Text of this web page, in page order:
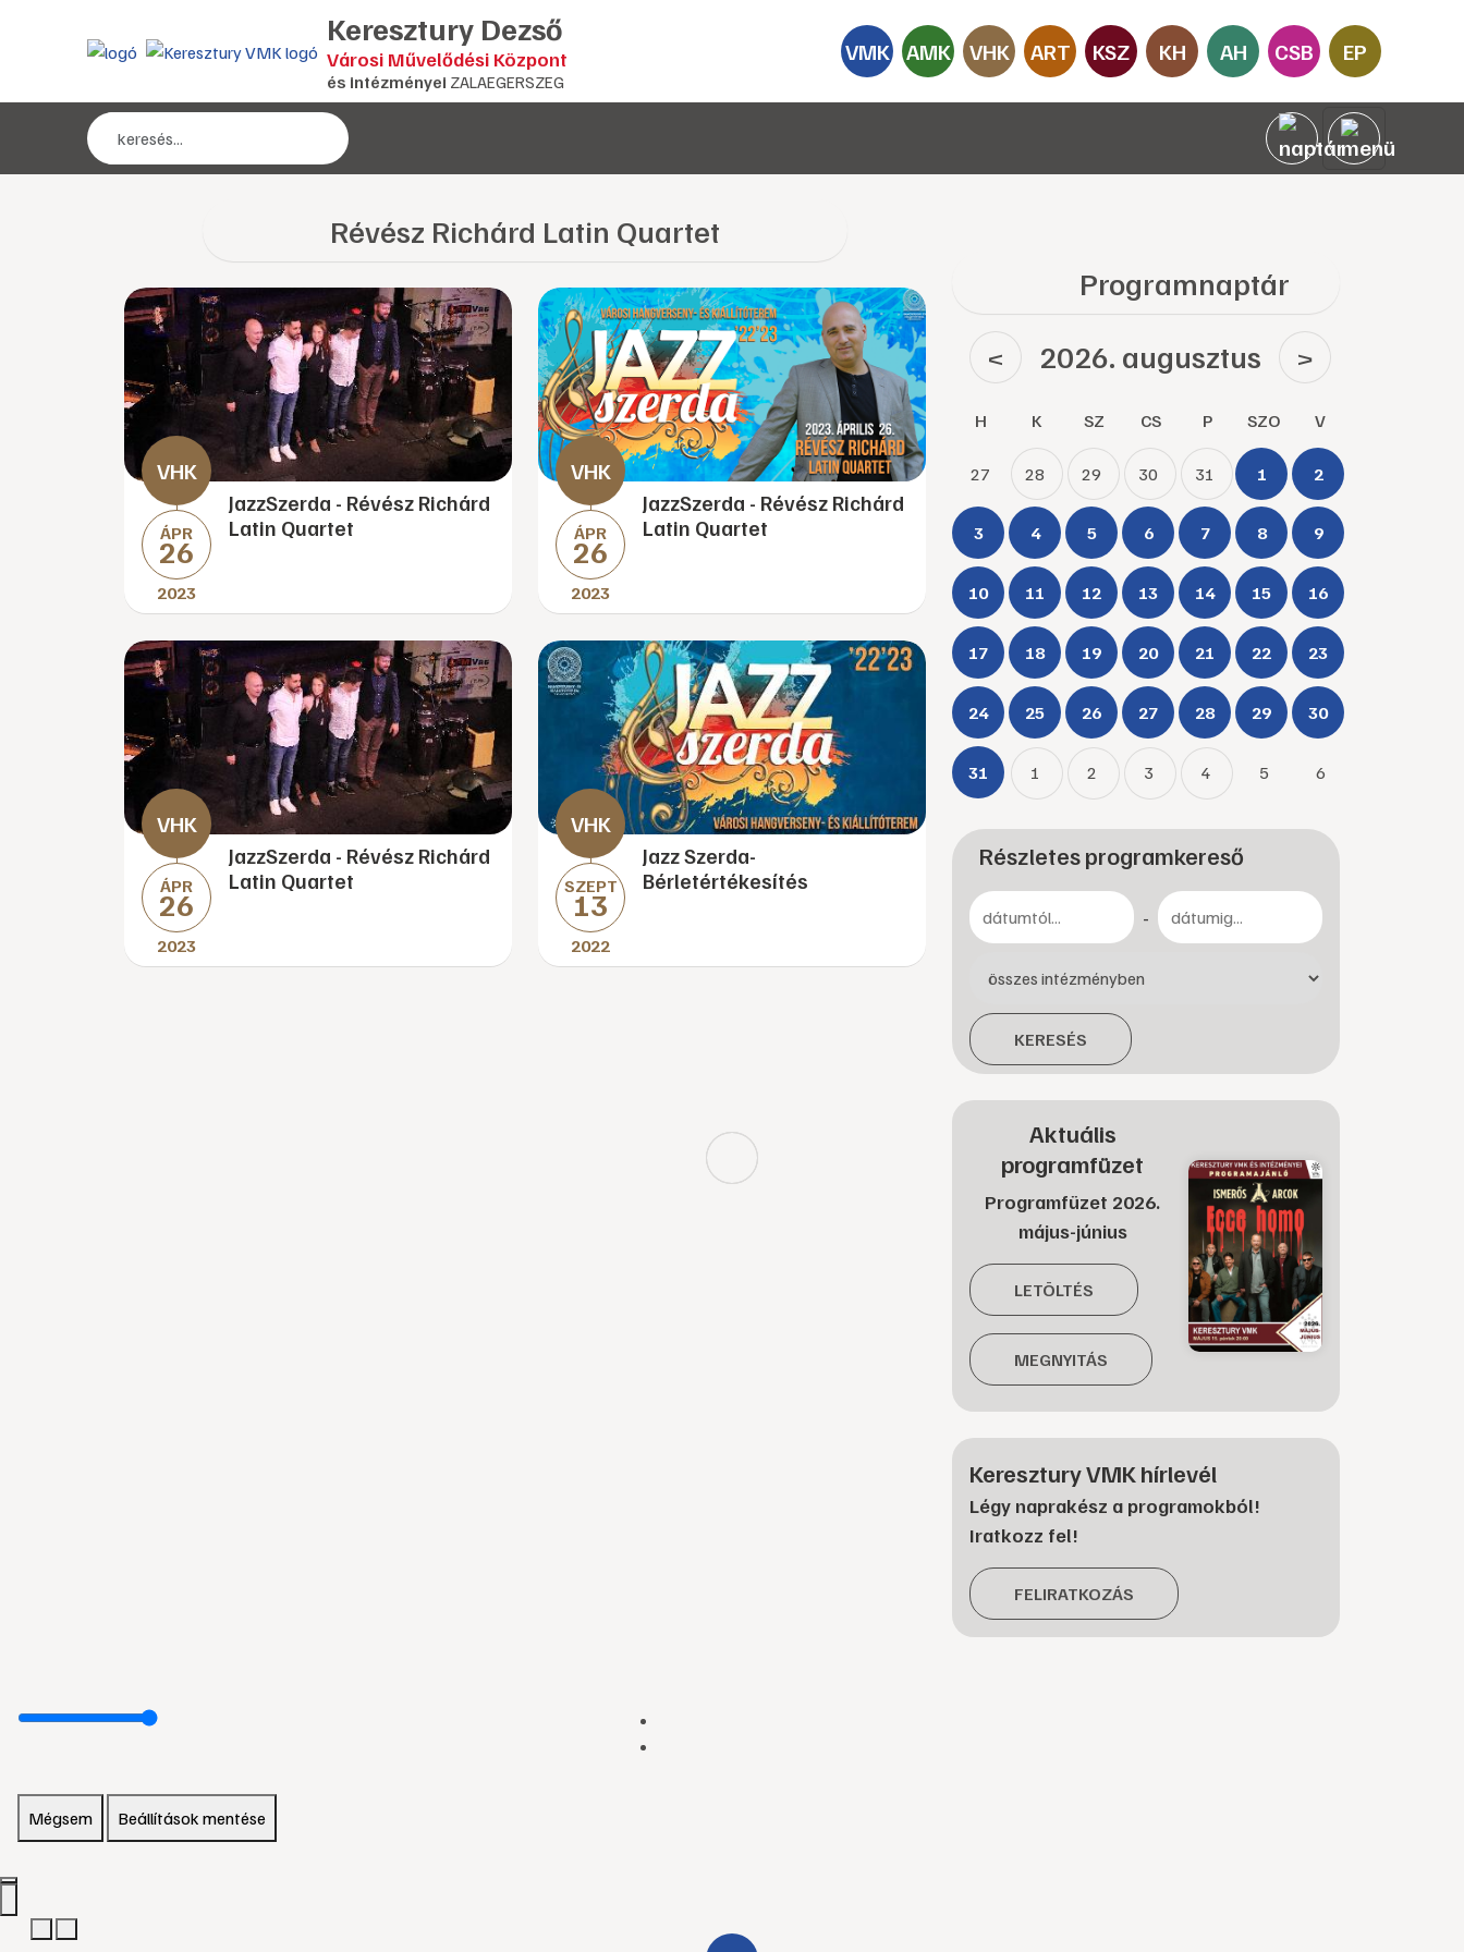
Keresztury Dezső
Városi Művelődési Központ
és intézményei ZALAEGERSZEG
VMK AMK VHK ART KSZ KH AH CSB EP
Révész Richárd Latin Quartet
ÁPR
26
2023
JazzSzerda - Révész Richárd
Latin Quartet
ÁPR
26
2023
JazzSzerda - Révész Richárd
Latin Quartet
ÁPR
26
2023
JazzSzerda - Révész Richárd
Latin Quartet
SZEPT
13
2022
Jazz Szerda-
Bérletértékesítés
Programnaptár
< 2026. augusztus >
H K SZ CS P SZO V
27 28 29 30 31 1 2
3 4 5 6 7 8 9
10 11 12 13 14 15 16
17 18 19 20 21 22 23
24 25 26 27 28 29 30
31 1 2 3 4 5 6
Részletes programkereső
-
KERESÉS
Aktuális
programfüzet
Programfüzet 2026.
május-június
LETÖLTÉS
MEGNYITÁS
Keresztury VMK hírlevél
Légy naprakész a programokból!
Iratkozz fel!
FELIRATKOZÁS
Mégsem Beállítások mentése